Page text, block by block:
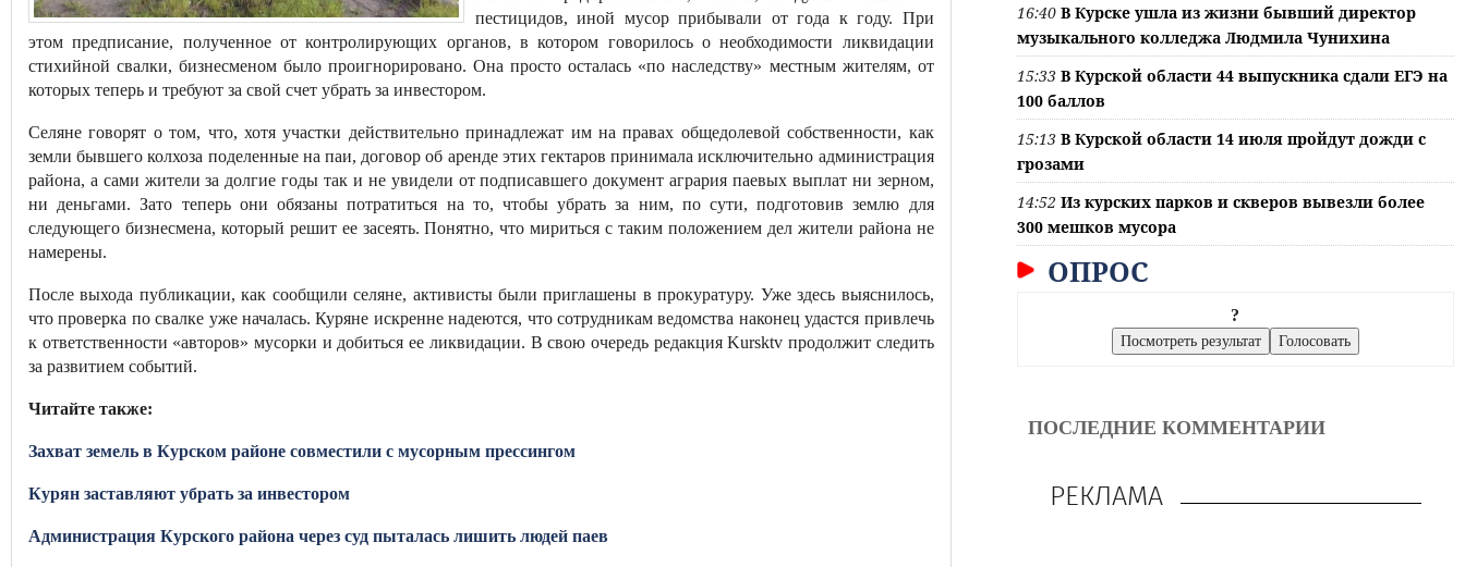
пестицидов, иной мусор прибывали от года к году. При
этом предписание, полученное от контролирующих органов, в котором говорилось о необходимости ликвидации
стихийной свалки, бизнесменом было проигнорировано. Она просто осталась «по наследству» местным жителям, от
которых теперь и требуют за свой счет убрать за инвестором.
Селяне говорят о том, что, хотя участки действительно принадлежат им на правах общедолевой собственности, как
земли бывшего колхоза поделенные на паи, договор об аренде этих гектаров принимала исключительно администрация
района, а сами жители за долгие годы так и не увидели от подписавшего документ агрария паевых выплат ни зерном,
ни деньгами. Зато теперь они обязаны потратиться на то, чтобы убрать за ним, по сути, подготовив землю для
следующего бизнесмена, который решит ее засеять. Понятно, что мириться с таким положением дел жители района не
намерены.
После выхода публикации, как сообщили селяне, активисты были приглашены в прокуратуру. Уже здесь выяснилось,
что проверка по свалке уже началась. Куряне искренне надеются, что сотрудникам ведомства наконец удастся привлечь
к ответственности «авторов» мусорки и добиться ее ликвидации. В свою очередь редакция Kursktv продолжит следить
за развитием событий.
Читайте также:
Захват земель в Курском районе совместили с мусорным прессингом
Курян заставляют убрать за инвестором
Администрация Курского района через суд пыталась лишить людей паев
16:40 В Курске ушла из жизни бывший директор
музыкального колледжа Людмила Чунихина
15:33 В Курской области 44 выпускника сдали ЕГЭ на
100 баллов
15:13 В Курской области 14 июля пройдут дожди с
грозами
14:52 Из курских парков и скверов вывезли более
300 мешков мусора
ОПРОС
?
ПОСЛЕДНИЕ КОММЕНТАРИИ
РЕКЛАМА